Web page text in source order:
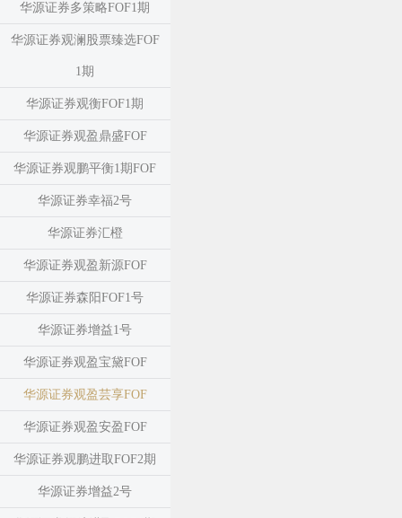
华源证券多策略FOF1期
华源证券观澜股票臻选FOF
1期
华源证券观衡FOF1期
华源证券观盈鼎盛FOF
华源证券观鹏平衡1期FOF
华源证券幸福2号
华源证券汇橙
华源证券观盈新源FOF
华源证券森阳FOF1号
华源证券增益1号
华源证券观盈宝黛FOF
华源证券观盈芸享FOF
华源证券观盈安盈FOF
华源证券观鹏进取FOF2期
华源证券增益2号